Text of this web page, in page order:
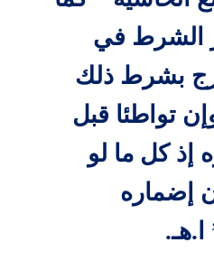
الشرط في
بشرط ذلك
تواطئا قبل
إذ كل ما لو
إضماره